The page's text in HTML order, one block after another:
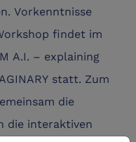
Vorkenntnisse
findet im
A.I. – explaining
statt. Zum
die
die interaktiven